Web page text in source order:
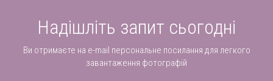
Надішліть запит сьогодні
Ви отримаєте на e-mail персональне посилання для легкого
завантаження фотографій